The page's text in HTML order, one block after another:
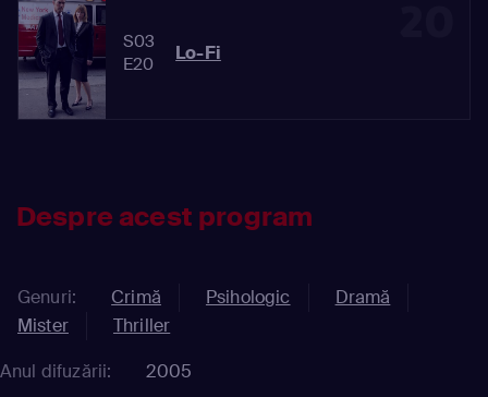
S03
E20
Lo-Fi
Despre acest program
Genuri: Crimă Psihologic
Dramă
Mister
Thriller
Anul difuzării:
2005